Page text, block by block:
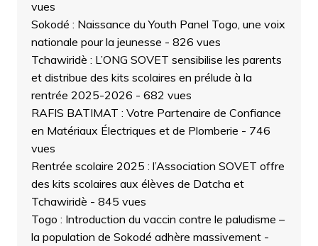
vues
Sokodé : Naissance du Youth Panel Togo, une voix
nationale pour la jeunesse - 826 vues
Tchawiridè : L’ONG SOVET sensibilise les parents
et distribue des kits scolaires en prélude à la
rentrée 2025-2026 - 682 vues
RAFIS BATIMAT : Votre Partenaire de Confiance
en Matériaux Électriques et de Plomberie - 746
vues
Rentrée scolaire 2025 : l’Association SOVET offre
des kits scolaires aux élèves de Datcha et
Tchawiridè - 845 vues
Togo : Introduction du vaccin contre le paludisme –
la population de Sokodé adhère massivement-